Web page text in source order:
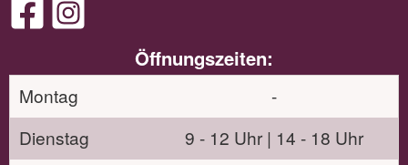
Öffnungszeiten:
Montag
-
Dienstag
9 - 12 Uhr | 14 - 18 Uhr